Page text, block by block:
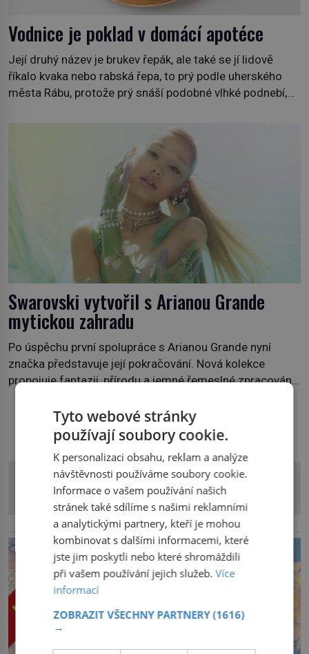
Vodnice je poklad v domácí apotéce
Její druhý název je brukev řepák, ale také se jí lidově
říkalo kvaka nebo rabská řepa, to prý podle uherského
města Rábu, protože prý snáší podobné vlhké podnebí,
někdy i v obchodech. Její bulvy jsou bílé, nahoře někdy
Swarovski vytvořil s Arianou Grande
mytickou zahradu
Po úspěchu první spolupráce s Arianou Grande nyní
značka představuje její pokračování. Nová kolekce
propojuje fantazii, přírodu a jemné řemeslné zpracování
třicítka šperků působí hravě a zároveň rafinovaně.
Spolupráce mezi značkou Swarovski a zpěvačkou a
herečkou Arianou Grande vstupuje do nové kapitoly. Po
debutové kolekci, která představila moderní […]
DALŠÍ ČLÁNKY Z RUBRIKY
reklama
Tyto webové stránky
používají soubory cookie.
K personalizaci obsahu, reklam a analýze
návštěvnosti používáme soubory cookie.
Informace o vašem používání našich
stránek také sdílíme s našimi reklamními
a analytickými partnery, kteří je mohou
kombinovat s dalšími informacemi, které
jste jim poskytli nebo které shromáždili
při vašem používání jejich služeb.Více
informací
ZOBRAZIT VŠECHNY PARTNERY(1616)
→